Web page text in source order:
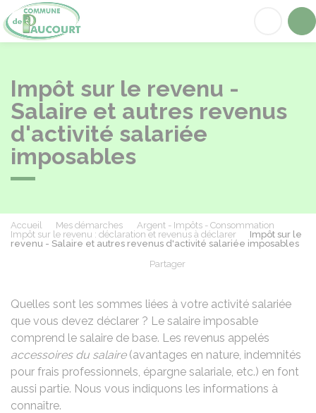
Impôt sur le revenu -
Salaire et autres revenus
d'activité salariée
imposables
Accueil Mes démarches
Argent - Impôts - Consommation
Impôt sur le revenu : déclaration et revenus à déclarer
Impôt sur le
revenu - Salaire et autres revenus d'activité salariée imposables
Partager
Quelles sont les sommes liées à votre activité salariée
que vous devez déclarer ? Le salaire imposable
comprend le salaire de base. Les revenus appelés
accessoires du salaire(avantages en nature, indemnités
pour frais professionnels, épargne salariale, etc.) en font
aussi partie. Nous vous indiquons les informations à
connaître.